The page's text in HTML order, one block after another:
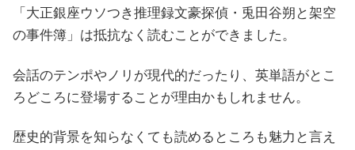
「大正銀座ウソつき推理録文豪探偵・兎田谷朔と架空
の事件簿」は抵抗なく読むことができました。
会話のテンポやノリが現代的だったり、英単語がとこ
ろどころに登場することが理由かもしれません。
歴史的背景を知らなくても読めるところも魅力と言え